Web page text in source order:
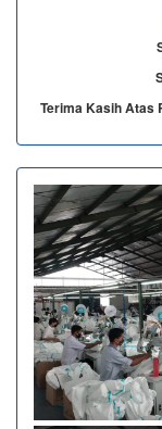
Terima Kasih Atas